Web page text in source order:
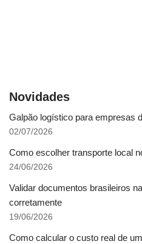
Novidades
Galpão logístico para empresas
02/07/2026
Como escolher transporte local
24/06/2026
Validar documentos brasileiros
corretamente
19/06/2026
Como calcular o custo real de